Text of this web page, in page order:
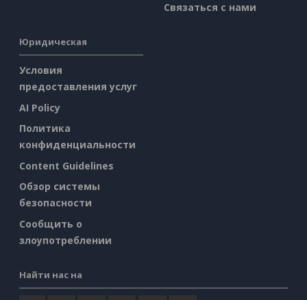
Связаться с нами
Юридическая
Условия
предоставления услуг
AI Policy
Политика
конфиденциальности
Content Guidelines
Обзор системы
безопасности
Сообщить о
злоупотреблении
Найти нас на